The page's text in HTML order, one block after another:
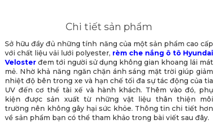
Chi tiết sản phẩm
Sở hữu đầy đủ những tính năng của một sản phẩm cao cấp
với chất liệu vải lưới polyester, rèm che nắng ô tô Hyundai
Veloster đem tới người sử dụng không gian khoang lái mát
mẻ. Nhờ khả năng ngăn chặn ánh sáng mặt trời giúp giảm
nhiệt độ bên trong xe và hạn chế tối đa sự tác động của tia
UV đến cơ thể tài xế và hành khách. Thêm vào đó, phụ
kiện được sản xuất từ những vật liệu thân thiện môi
trường nên không gây hại sức khỏe. Thông tin chi tiết hơn
về sản phẩm bạn có thể tham khảo trong bài viết sau đây.